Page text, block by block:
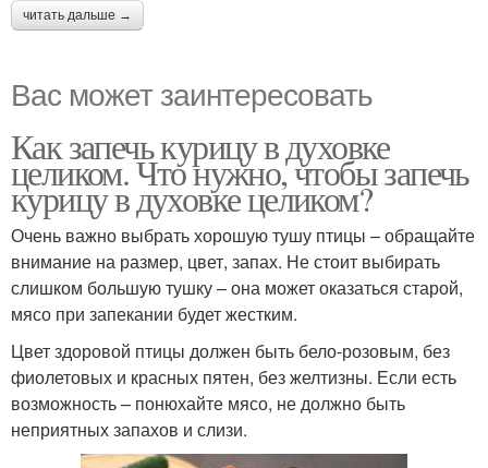
читать дальше →
Вас может заинтересовать
Как запечь курицу в духовке
целиком. Что нужно, чтобы запечь
курицу в духовке целиком?
Очень важно выбрать хорошую тушу птицы – обращайте
внимание на размер, цвет, запах. Не стоит выбирать
слишком большую тушку – она может оказаться старой,
мясо при запекании будет жестким.
Цвет здоровой птицы должен быть бело-розовым, без
фиолетовых и красных пятен, без желтизны. Если есть
возможность – понюхайте мясо, не должно быть
неприятных запахов и слизи.